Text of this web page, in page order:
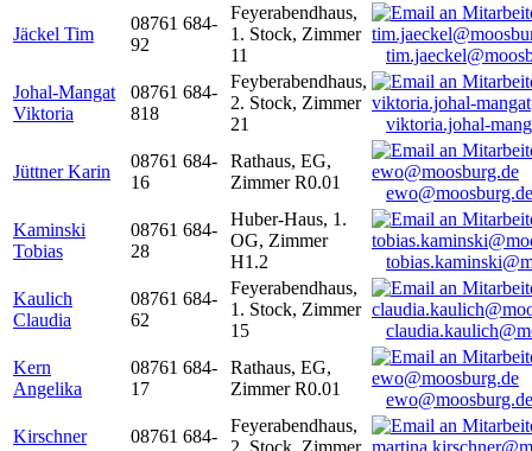
Jäckel Tim
08761 684-
92
Feyerabendhaus,
1. Stock, Zimmer
11
Johal-Mangat
Viktoria
08761 684-
818
Feyberabendhaus,
2. Stock, Zimmer
21
viktoria.johal-
Jüttner Karin
08761 684-
16
Rathaus, EG,
Zimmer R0.01
ewo@moosburg.de
Kaminski
Tobias
08761 684-
28
Huber-Haus, 1.
OG, Zimmer
H1.2
Kaulich
Claudia
08761 684-
62
Feyerabendhaus,
1. Stock, Zimmer
15
Kern
Angelika
08761 684-
17
Rathaus, EG,
Zimmer R0.01
ewo@moosburg.de
Kirschner
08761 684-
Feyerabendhaus,
2. Stock, Zimmer